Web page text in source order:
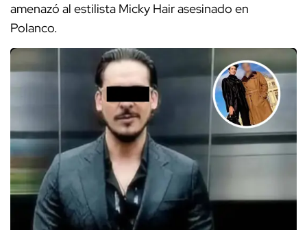
amenazó al estilista Micky Hair asesinado en
Polanco.